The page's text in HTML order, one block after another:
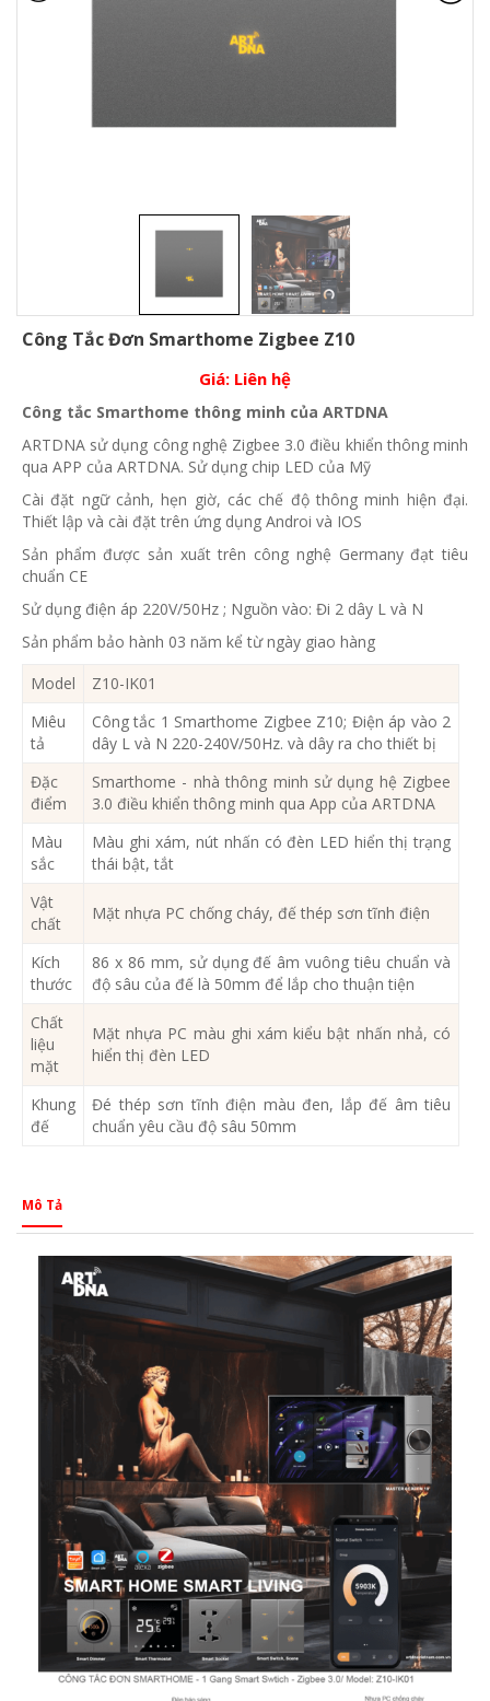
Công Tắc Đơn Smarthome Zigbee Z10
Giá: Liên hệ
Công tắc Smarthome thông minh của ARTDNA
ARTDNA sử dụng công nghệ Zigbee 3.0 điều khiển thông minh
qua APP của ARTDNA. Sử dụng chip LED của Mỹ
Cài đặt ngữ cảnh, hẹn giờ, các chế độ thông minh hiện đại.
Thiết lập và cài đặt trên ứng dụng Androi và IOS
Sản phẩm được sản xuất trên công nghệ Germany đạt tiêu
chuẩn CE
Sử dụng điện áp 220V/50Hz ; Nguồn vào: Đi 2 dây L và N
Sản phẩm bảo hành 03 năm kể từ ngày giao hàng
Model
Z10-IK01
Miêu
tả
Công tắc 1 Smarthome Zigbee Z10; Điện áp vào 2
dây L và N 220-240V/50Hz. và dây ra cho thiết bị
Đặc
điểm
Smarthome - nhà thông minh sử dụng hệ Zigbee
3.0 điều khiển thông minh qua App của ARTDNA
Màu
sắc
Màu ghi xám, nút nhấn có đèn LED hiển thị trạng
thái bật, tắt
Vật
chất
Mặt nhựa PC chống cháy, đế thép sơn tĩnh điện
Kích
thước
86 x 86 mm, sử dụng đế âm vuông tiêu chuẩn và
độ sâu của đế là 50mm để lắp cho thuận tiện
Chất
liệu
mặt
Mặt nhựa PC màu ghi xám kiểu bật nhấn nhả, có
hiển thị đèn LED
Khung
đế
Đé thép sơn tĩnh điện màu đen, lắp đế âm tiêu
chuẩn yêu cầu độ sâu 50mm
Mô Tả